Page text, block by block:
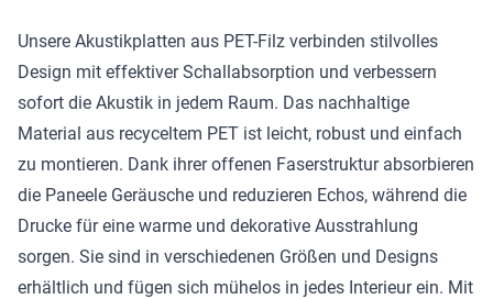
Unsere Akustikplatten aus PET-Filz verbinden stilvolles
Design mit effektiver Schallabsorption und verbessern
sofort die Akustik in jedem Raum. Das nachhaltige
Material aus recyceltem PET ist leicht, robust und einfach
zu montieren. Dank ihrer offenen Faserstruktur absorbieren
die Paneele Geräusche und reduzieren Echos, während die
Drucke für eine warme und dekorative Ausstrahlung
sorgen. Sie sind in verschiedenen Größen und Designs
erhältlich und fügen sich mühelos in jedes Interieur ein. Mit